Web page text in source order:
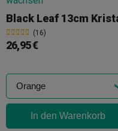
(16)
26,95 €
In den Warenkorb